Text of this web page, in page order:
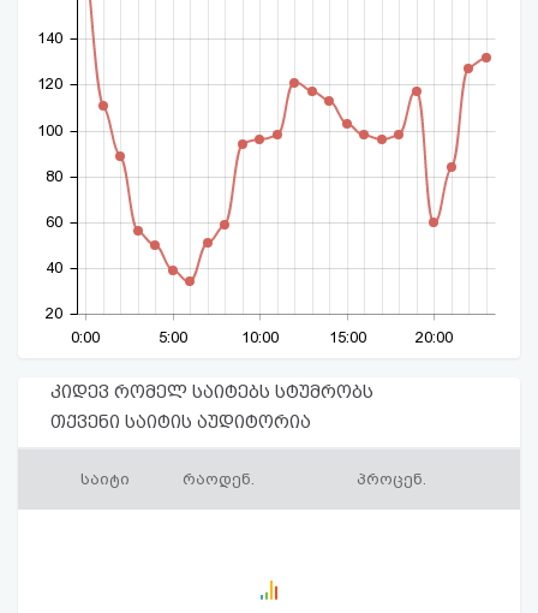
0:00 5:00 10:00 15:00 20:00
20
40
60
80
100
120
140
კიდევ რომელ საიტებს სტუმრობს
თქვენი საიტის აუდიტორია
საიტი რაოდენ. პროცენ.